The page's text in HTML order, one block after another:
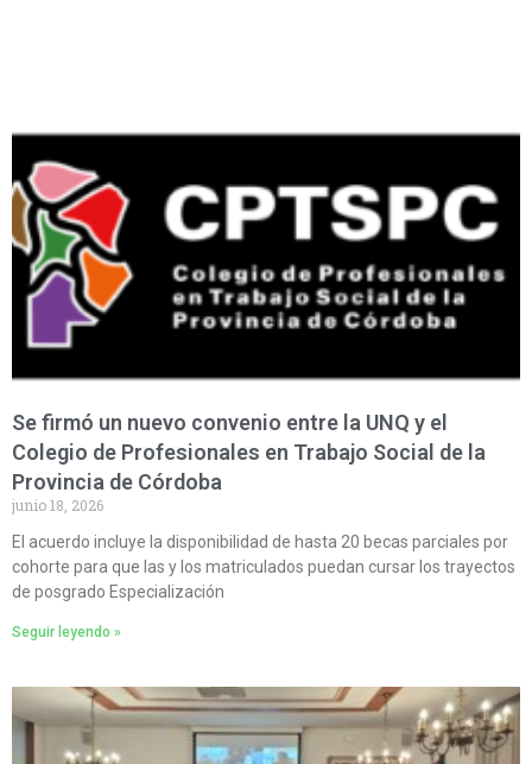
Se firmó un nuevo convenio entre la UNQ y el
Colegio de Profesionales en Trabajo Social de la
Provincia de Córdoba
junio 18, 2026
El acuerdo incluye la disponibilidad de hasta 20 becas parciales por
cohorte para que las y los matriculados puedan cursar los trayectos
de posgrado Especialización
Seguir leyendo »